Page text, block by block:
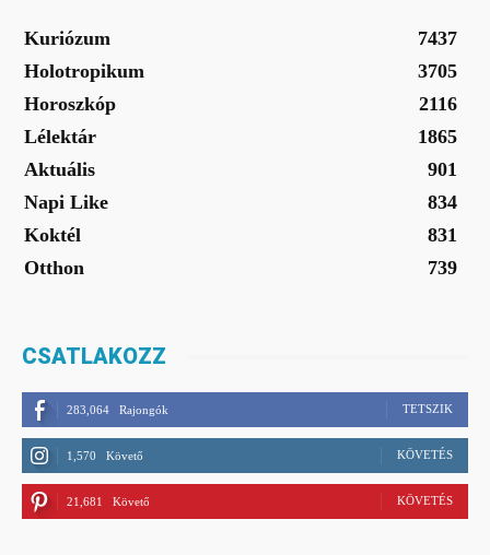
Kuriózum
7437
Holotropikum
3705
Horoszkóp
2116
Lélektár
1865
Aktuális
901
Napi Like
834
Koktél
831
Otthon
739
CSATLAKOZZ
283,064 Rajongók TETSZIK
1,570 Követő KÖVETÉS
21,681 Követő KÖVETÉS